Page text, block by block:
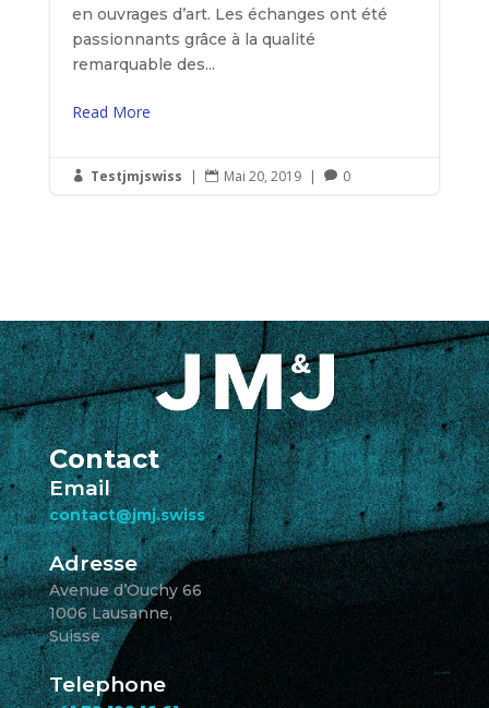
en ouvrages d’art. Les échanges ont été
passionnants grâce à la qualité
remarquable des...
Read More
 Testjmjswiss |  Mai 20, 2019 |  0
Contact
Email
contact@jmj.swiss
Adresse
Avenue d’Ouchy 66
1006 Lausanne,
Suisse
Telephone